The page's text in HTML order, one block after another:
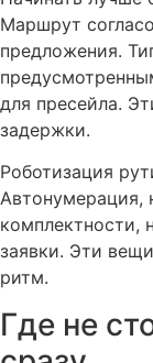
Маршрут
предложения.
для пресейла.
задержки.
Роботизация
Автонумерация,
комплектности,
заявки. Эти
ритм.
Где не